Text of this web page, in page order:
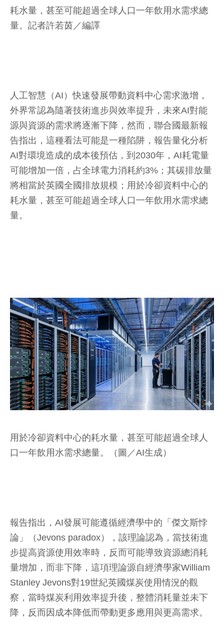
耗水量，甚至可能超過全球人口一年飲用水需求總
量。 記者許若茵／編譯
人工智慧（AI）快速發展帶動資料中心需求激增，
外界常認為隨著技術進步與效率提升，未來AI對能
源與資源的需求將逐漸下降，然而，聯合國最新報
告指出，這種看法可能是一種陷阱，報告量化分析
AI對環境造成的成本後預估，到2030年，AI耗電量
可能增加一倍，占全球電力消耗約3%；其碳排放量
將相當於英國全國排放規模；用於冷卻資料中心的
耗水量，甚至可能超過全球人口一年飲用水需求總
量。
用於冷卻資料中心的耗水量，甚至可能超過全球人
口一年飲用水需求總量。（圖／AI生成）
報告指出，AI發展可能遵循經濟學中的「傑文斯悖
論」（Jevons paradox），該理論認為，當技術進
步提高資源使用效率時，反而可能導致資源總消耗
量增加，而非下降，這項理論源自經濟學家William
Stanley Jevons對19世紀英國煤炭使用情況的觀
察，當時煤炭利用效率提升後，整體消耗量並未下
降，反而因成本降低而帶動更多應用與更高需求。